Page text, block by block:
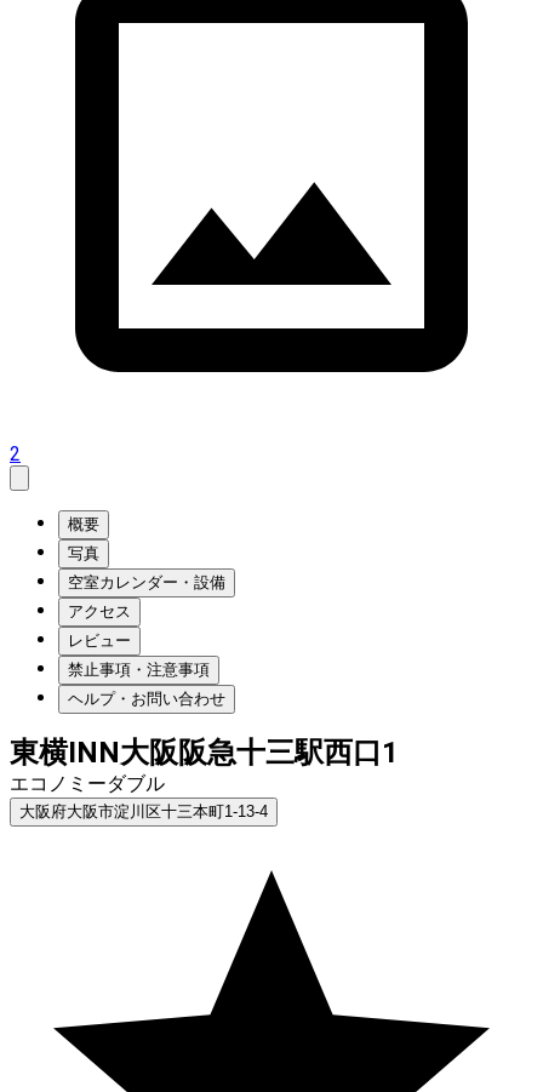
2
概要
写真
空室カレンダー・設備
アクセス
レビュー
禁止事項・注意事項
ヘルプ・お問い合わせ
東横INN大阪阪急十三駅西口1
エコノミーダブル
大阪府大阪市淀川区十三本町1-13-4